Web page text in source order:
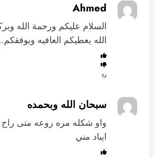
Ahmed
السلام عليكم ورحمة الله
الله يعطيكم العافيه
رد
سبحان الله وبحمده
واو شكله مره روعه متى راح
ايباد مني